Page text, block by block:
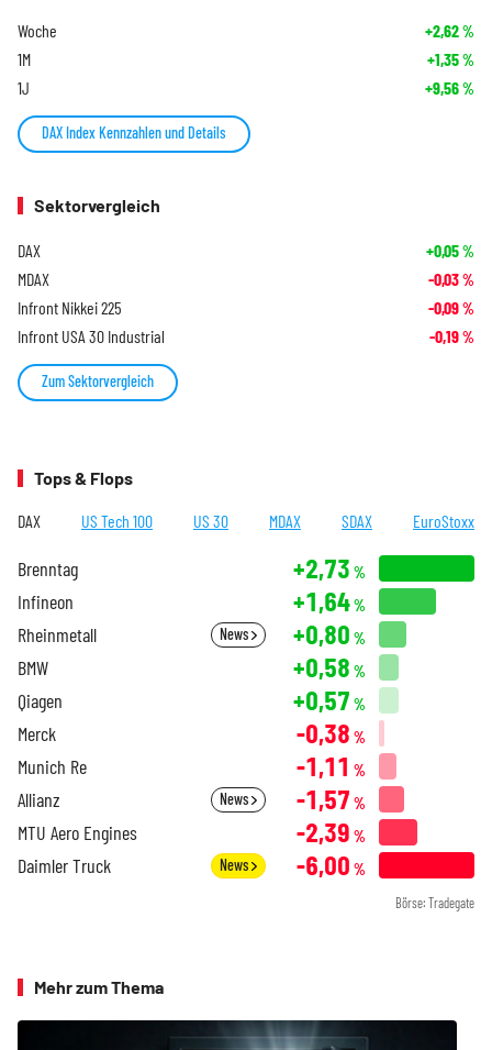
Woche +2,62%
1M +1,35%
1J +9,56%
DAX Index Kennzahlen und Details
Sektorvergleich
DAX +0,05%
MDAX -0,03%
Infront Nikkei 225 -0,09%
Infront USA 30 Industrial -0,19%
Zum Sektorvergleich
Tops & Flops
DAX US Tech 100 US 30 MDAX SDAX EuroStoxx
Brenntag +2,73 %
Infineon +1,64%
Rheinmetall News +0,80 %
BMW +0,58 %
Qiagen +0,57 %
Merck -0,38 %
Munich Re -1,11 %
Allianz News -1,57 %
MTU Aero Engines -2,39 %
Daimler Truck News -6,00 %
Börse: Tradegate
Mehr zum Thema